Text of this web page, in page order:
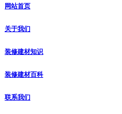
网站首页
关于我们
装修建材知识
装修建材百科
联系我们